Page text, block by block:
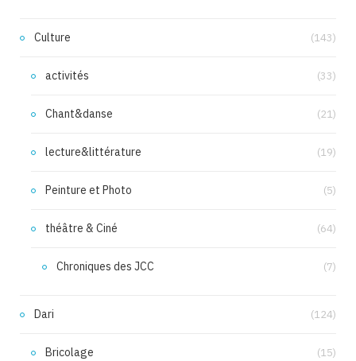
Culture (143)
activités (33)
Chant&danse (21)
lecture&littérature (19)
Peinture et Photo (5)
théâtre & Ciné (64)
Chroniques des JCC (7)
Dari (124)
Bricolage (15)